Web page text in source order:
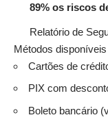
89% os riscos
Relatório de
Métodos
Cartões de
PIX com
Boleto bancário